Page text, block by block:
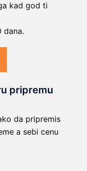
kad god ti
dana.
pripremu
da pripremis
a sebi cenu